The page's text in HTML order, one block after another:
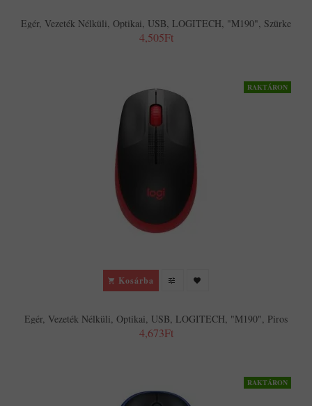
Egér, Vezeték Nélküli, Optikai, USB, LOGITECH, "M190", Szürke
4,505Ft
RAKTÁRON
Kosárba
Egér, Vezeték Nélküli, Optikai, USB, LOGITECH, "M190", Piros
4,673Ft
RAKTÁRON